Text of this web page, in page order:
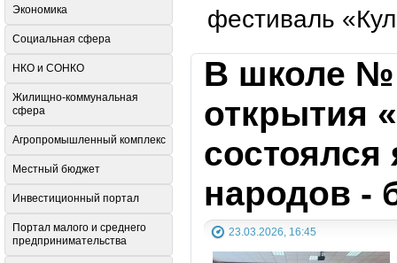
фестиваль
В школе №
открытия
народов -
23.03.2026, 16:45
Экономика
Социальная сфера
НКО и СОНКО
Жилищно-коммунальная
сфера
Агропромышленный комплекс
Местный бюджет
Инвестиционный портал
Портал малого и среднего
предпринимательства